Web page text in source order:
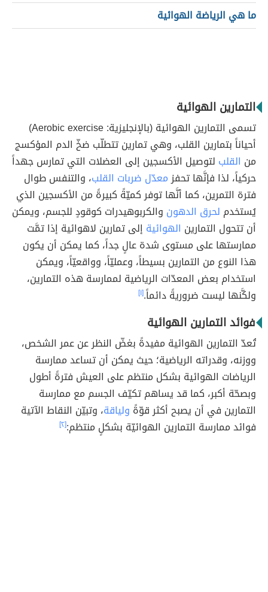
ما هي الرياضة الهوائية
التمارين الهوائية
تسمى التمارين الهوائية (بالإنجليزية: Aerobic exercise)
أحياناً بتمارين القلب، وهي تمارين تتطلّب ضخّ الدم المؤكسج
من القلب لتوصيل الأكسجين إلى العضلات التي تمارس جهداً
حركياً، لذا فإنَّها تحفزمعدّل ضربات القلب، والتنفس طوال
فترة التمرين، كما أنَّها توفر كميّةً كبيرةً من الأكسجين الذي
يُستخدم لحرق الدهون والكربوهيدرات كوقودٍ للجسم، ويمكن
أن تتحول التمارين الهوائية إلى تمارين لاهوائية إذا تمَّت
ممارستها على مستوى شدة عالٍ جداً، كما يمكن أن يكون
هذا النوع من التمارين بسيطاً، وعمليّاً، وواقعيّاً، ويمكن
استخدام بعض المعدّات الرياضية لممارسة هذه التمارين،
ولكَّنها ليست ضروريةً دائماً.[١]
فوائد التمارين الهوائية
تُعدّ التمارين الهوائية مفيدةً بغضّ النظر عن عمر الشخص،
ووزنه، وقدراته الرياضية؛ حيث يمكن أن تساعد ممارسة
الرياضات الهوائية بشكل منتظم على العيش فترةً أطول
وبصحّة أكبر، كما قد يساهم تكيّف الجسم مع ممارسة
التمارين في أن يصبح أكثر قوّةً ولياقة، وتبيّن النقاط الآتية
فوائد ممارسة التمارين الهوائيّة بشكلٍ منتظم:[٢]